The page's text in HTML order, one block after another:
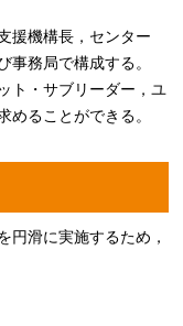
援機構長，センター
事務局で構成する。
ト・サブリーダー，ユ
めることができる。
滑に実施するため，